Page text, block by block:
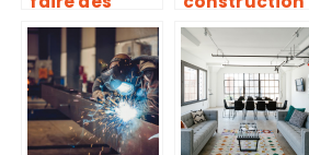
Diagnostics
Techniques
Immobiliers ?
de maison en
bois : pour
quelles
raisons ?